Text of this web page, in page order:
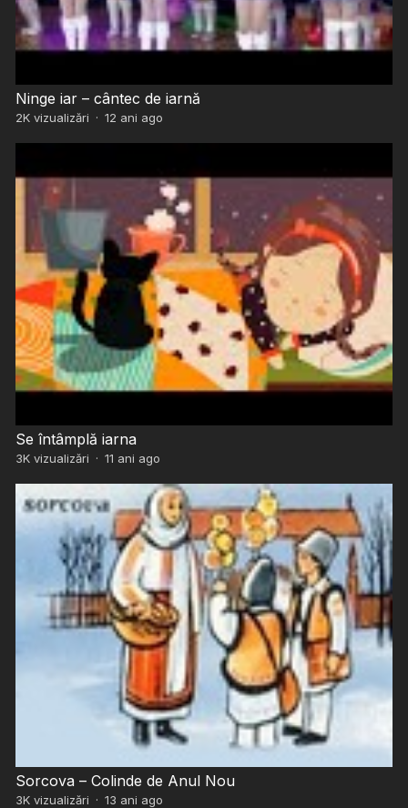
Ninge iar – cântec de iarnă
2Kvizualizări · 12 ani ago
Se întâmplă iarna
3Kvizualizări · 11 ani ago
Sorcova – Colinde de Anul Nou
3Kvizualizări · 13 ani ago